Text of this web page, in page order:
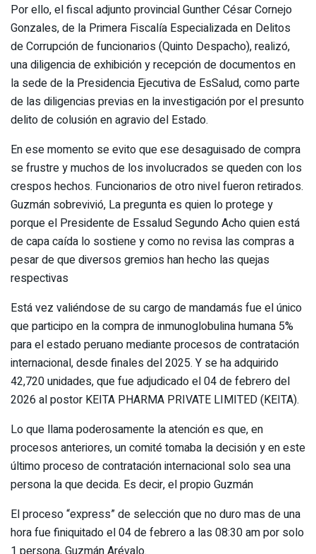
Por ello, el fiscal adjunto provincial Gunther César Cornejo
Gonzales, de la Primera Fiscalía Especializada en Delitos
de Corrupción de funcionarios (Quinto Despacho), realizó,
una diligencia de exhibición y recepción de documentos en
la sede de la Presidencia Ejecutiva de EsSalud, como parte
de las diligencias previas en la investigación por el presunto
delito de colusión en agravio del Estado.
En ese momento se evito que ese desaguisado de compra
se frustre y muchos de los involucrados se queden con los
crespos hechos. Funcionarios de otro nivel fueron retirados.
Guzmán sobrevivió, La pregunta es quien lo protege y
porque el Presidente de Essalud Segundo Acho quien está
de capa caída lo sostiene y como no revisa las compras a
pesar de que diversos gremios han hecho las quejas
respectivas
Está vez valiéndose de su cargo de mandamás fue el único
que participo en la compra de inmunoglobulina humana 5%
para el estado peruano mediante procesos de contratación
internacional, desde finales del 2025. Y se ha adquirido
42,720 unidades, que fue adjudicado el 04 de febrero del
2026 al postor KEITA PHARMA PRIVATE LIMITED (KEITA).
Lo que llama poderosamente la atención es que, en
procesos anteriores, un comité tomaba la decisión y en este
último proceso de contratación internacional solo sea una
persona la que decida. Es decir, el propio Guzmán
El proceso “express” de selección que no duro mas de una
hora fue finiquitado el 04 de febrero a las 08:30 am por solo